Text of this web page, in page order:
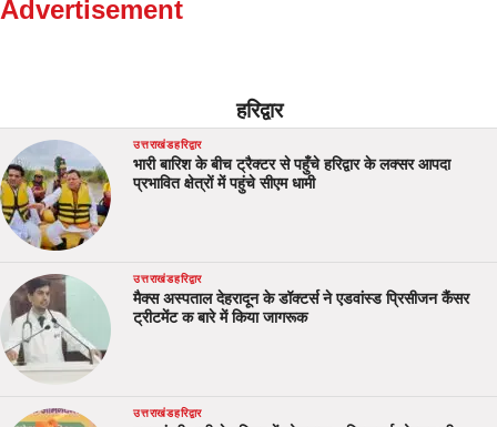
Advertisement
हरिद्वार
उत्तराखंडहरिद्वार
भारी बारिश के बीच ट्रैक्टर से पहुँचे हरिद्वार के लक्सर आपदा
प्रभावित क्षेत्रों में पहुंचे सीएम धामी
उत्तराखंडहरिद्वार
मैक्स अस्पताल देहरादून के डॉक्टर्स ने एडवांस्ड प्रिसीजन कैंसर
ट्रीटमेंट क बारे में किया जागरूक
उत्तराखंडहरिद्वार